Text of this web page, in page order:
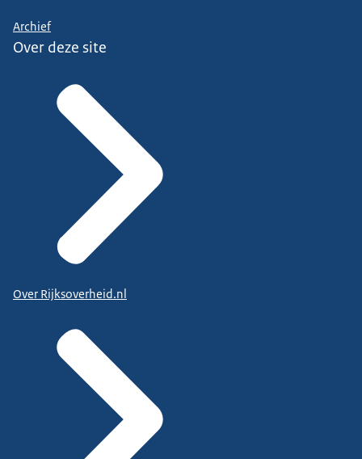
Archief
Over deze site
Over Rijksoverheid.nl